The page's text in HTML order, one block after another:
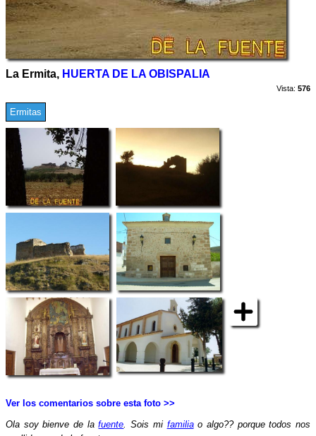
La Ermita, HUERTA DE LA OBISPALIA
Vista: 576
Ermitas
Ver los comentarios sobre esta foto >>
Ola soy bienve de lafuente. Sois mi familiao algo?? porque todos nos